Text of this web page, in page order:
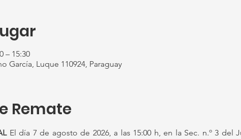
– 15:30
García, Luque 110924, Paraguay
Remate
El día 7 de agosto de 2026, a las 15:00 h, en la Sec. n.º 3 del